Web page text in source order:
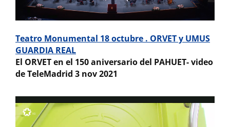
Teatro Monumental 18 octubre . ORVET y UMUS
GUARDIA REAL
El ORVET en el 150 aniversario del PAHUET- video
de TeleMadrid 3 nov 2021